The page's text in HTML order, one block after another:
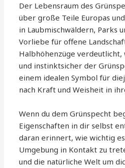
Der Lebensraum des
über große Teile Europas
in Laubmischwäldern, Parks
Vorliebe für offene
Halbhöhenzüge verdeutlicht,
und instinktsicher der
einem idealen Symbol für
nach Kraft und Weisheit in
Wenn du dem Grünspecht
Eigenschaften in dir selbst
daran erinnert, wie wichtig
Umgebung in Kontakt zu
und die natürliche Welt um